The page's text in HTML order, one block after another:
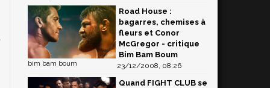
Road House :
bagarres, chemises à
fleurs et Conor
McGregor - critique
Bim Bam Boum
23/12/2008, 08:26
bim bam boum
Quand FIGHT CLUB se